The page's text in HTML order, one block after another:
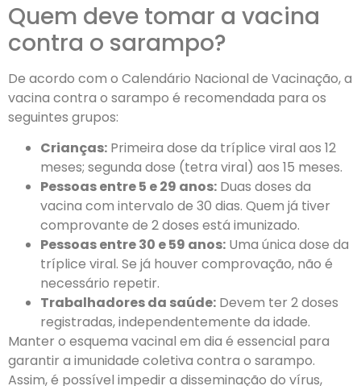
Quem deve tomar a vacina
contra o sarampo?
De acordo com o Calendário Nacional de Vacinação, a
vacina contra o sarampo é recomendada para os
seguintes grupos:
Crianças: Primeira dose da tríplice viral aos 12
meses; segunda dose (tetra viral) aos 15 meses.
Pessoas entre 5 e 29 anos: Duas doses da
vacina com intervalo de 30 dias. Quem já tiver
comprovante de 2 doses está imunizado.
Pessoas entre 30 e 59 anos: Uma única dose da
tríplice viral. Se já houver comprovação, não é
necessário repetir.
Trabalhadores da saúde: Devem ter 2 doses
registradas, independentemente da idade.
Manter o esquema vacinal em dia é essencial para
garantir a imunidade coletiva contra o sarampo.
Assim, é possível impedir a disseminação do vírus,